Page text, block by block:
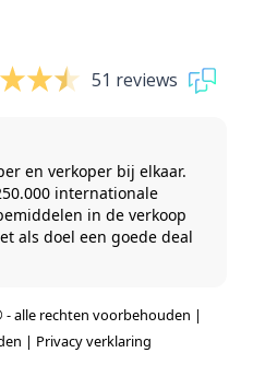
51 reviews
en verkoper bij elkaar.
internationale
in de verkoop
als doel een goede deal
alle rechten voorbehouden |
| Privacy verklaring